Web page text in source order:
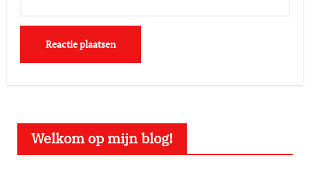
Welkom op mijn blog!